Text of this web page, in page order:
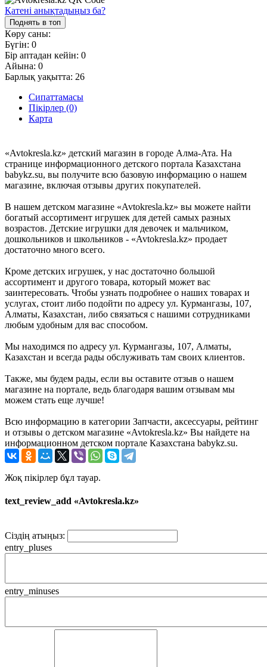
Қатені анықтадыңыз ба?
Поднять в топ
Көру саны:
Бүгін: 0
Бір аптадан кейін: 0
Айына: 0
Барлық уақытта: 26
Сипаттамасы
Пікірлер (0)
Карта
«Avtokresla.kz» детский магазин в городе Алма-Ата. На
странице информационного детского портала Казахстана
babykz.su, вы получите всю базовую информацию о нашем
магазине, включая отзывы других покупателей.
В нашем детском магазине «Avtokresla.kz» вы можете найти
богатый ассортимент игрушек для детей самых разных
возрастов. Детские игрушки для девочек и мальчиком,
дошкольников и школьников - «Avtokresla.kz» продает
достаточно много всего.
Кроме детских игрушек, у нас достаточно большой
ассортимент и другого товара, который может вас
заинтересовать. Чтобы узнать подробнее о наших товарах и
услугах, стоит либо подойти по адресу ул. Курмангазы, 107,
Алматы, Казахстан, либо связаться с нашими сотрудниками
любым удобным для вас способом.
Мы находимся по адресу ул. Курмангазы, 107, Алматы,
Казахстан и всегда рады обслуживать там своих клиентов.
Также, мы будем рады, если вы оставите отзыв о нашем
магазине на портале, ведь благодаря вашим отзывам мы
можем стать еще лучше!
Всю информацию в категории Запчасти, аксессуары, рейтинг
и отзывы о детском магазине «Avtokresla.kz» Вы найдете на
информационном детском портале Казахстана babykz.su.
Жоқ пікірлер бұл тауар.
text_review_add «Avtokresla.kz»
Сіздің атыңыз:
entry_pluses
entry_minuses